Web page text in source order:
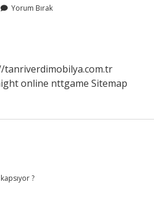
Yorum Bırak
tanriverdimobilya.com.tr
online nttgame Sitemap
?